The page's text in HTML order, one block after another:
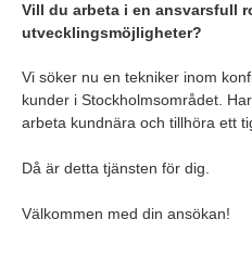
Vill du arbeta i en ansvarsfull
utvecklingsmöjligheter?
Vi söker nu en tekniker inom
kunder i Stockholmsområdet.
arbeta kundnära och tillhöra ett
Då är detta tjänsten för dig.
Välkommen med din ansökan!